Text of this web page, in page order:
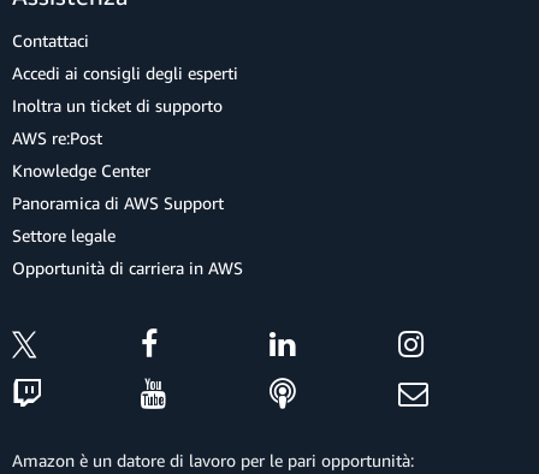
Contattaci
Accedi ai consigli degli esperti
Inoltra un ticket di supporto
AWS re:Post
Knowledge Center
Panoramica di AWS Support
Settore legale
Opportunità di carriera in AWS
Amazon è un datore di lavoro per le pari opportunità: